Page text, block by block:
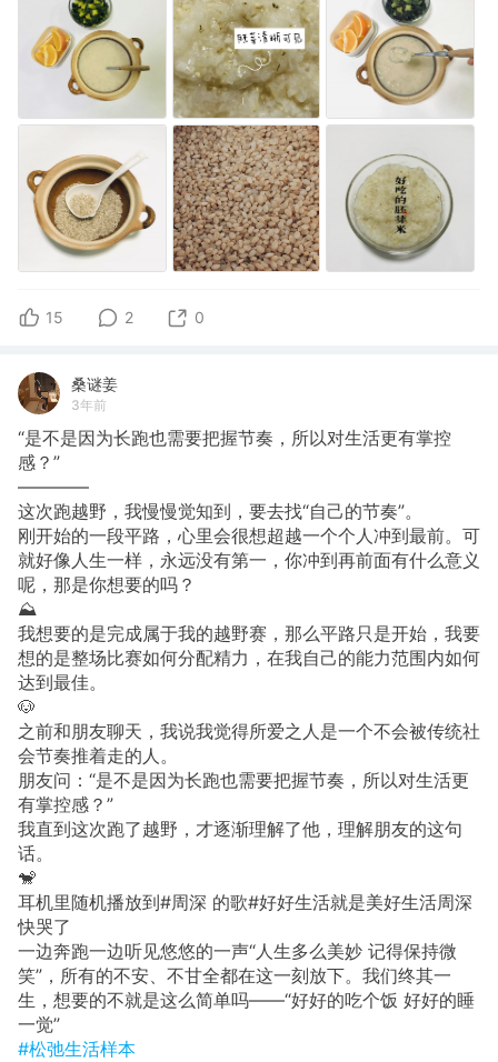
15 2 0
桑谜姜
3年前
“是不是因为长跑也需要把握节奏，所以对生活更有掌控
感？”
————
这次跑越野，我慢慢觉知到，要去找“自己的节奏”。
刚开始的一段平路，心里会很想超越一个个人冲到最前。可
就好像人生一样，永远没有第一，你冲到再前面有什么意义
呢，那是你想要的吗？
⛰️
我想要的是完成属于我的越野赛，那么平路只是开始，我要
想的是整场比赛如何分配精力，在我自己的能力范围内如何
达到最佳。
🐶
之前和朋友聊天，我说我觉得所爱之人是一个不会被传统社
会节奏推着走的人。
朋友问：“是不是因为长跑也需要把握节奏，所以对生活更
有掌控感？”
我直到这次跑了越野，才逐渐理解了他，理解朋友的这句
话。
🐒
耳机里随机播放到#周深 的歌#好好生活就是美好生活周深
快哭了
一边奔跑一边听见悠悠的一声“人生多么美妙 记得保持微
笑”，所有的不安、不甘全都在这一刻放下。我们终其一
生，想要的不就是这么简单吗——“好好的吃个饭 好好的睡
一觉”
#松弛生活样本